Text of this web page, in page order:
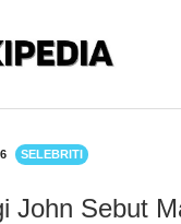
SELEBRITI
John Sebut